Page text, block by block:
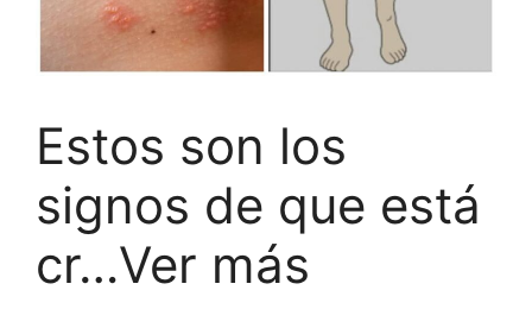
Estos son los
signos de que está
cr…Ver más